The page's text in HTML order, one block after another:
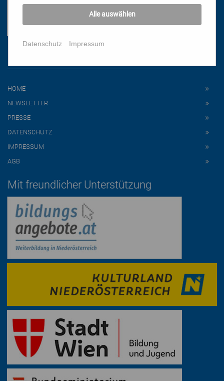
HOME
NEWSLETTER
PRESSE
DATENSCHUTZ
IMPRESSUM
AGB
Mit freundlicher Unterstützung
Alle auswählen
Datenschutz Impressum